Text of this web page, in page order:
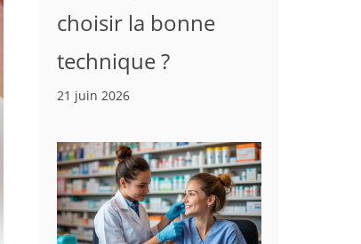
choisir la bonne
technique ?
21 juin 2026